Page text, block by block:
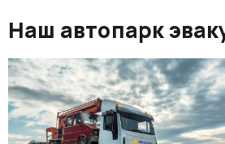
Наш автопарк